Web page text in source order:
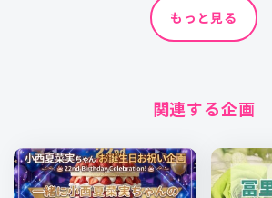
もっと見る
関連する企画